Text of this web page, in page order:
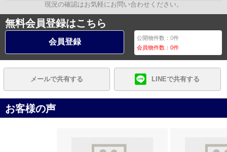
現況の確認はお気軽にお問い合わせください。
無料会員登録はこちら
会員登録 公開物件数：0件
会員物件数：0件
メールで共有する LINEで共有する
お客様の声